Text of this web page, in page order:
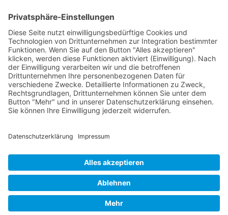
Studie: Reduziert das Darmbakterium Bacteroides vulgatus
Heißhunger auf Süßes?
Verband Unabhängiger Heilpraktiker e.V.
Diese E-Mail-Adresse ist vor Spambots geschützt! Zur
Anzeige muss JavaScript eingeschaltet sein!
0261-1349 8000
38100 Braunschweig
Impressum